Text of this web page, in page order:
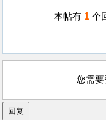
本帖有 1 个
您需